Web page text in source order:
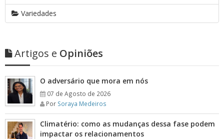
Variedades
Artigos e Opiniões
O adversário que mora em nós
07 de Agosto de 2026
Por Soraya Medeiros
Climatério: como as mudanças dessa fase podem
impactar os relacionamentos